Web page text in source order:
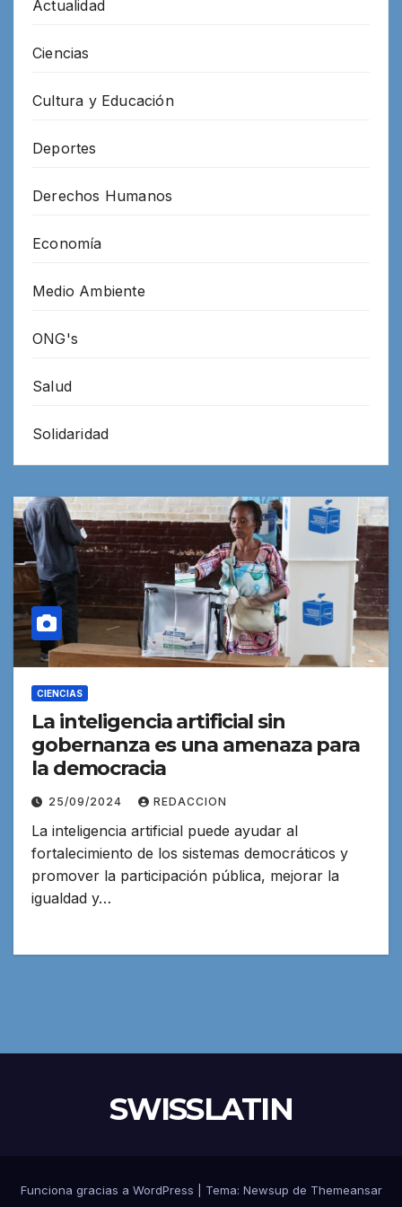
Actualidad
Ciencias
Cultura y Educación
Deportes
Derechos Humanos
Economía
Medio Ambiente
ONG's
Salud
Solidaridad
CIENCIAS
La inteligencia artificial sin
gobernanza es una amenaza para
la democracia
25/09/2024 REDACCION
La inteligencia artificial puede ayudar al
fortalecimiento de los sistemas democráticos y
promover la participación pública, mejorar la
igualdad y…
SWISSLATIN
Funciona gracias a WordPress Tema: Newsup de Themeansar